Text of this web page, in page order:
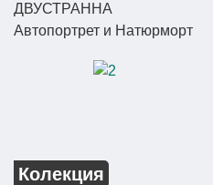
ДВУСТРАННА
Автопортрет и Натюрморт
Колекция